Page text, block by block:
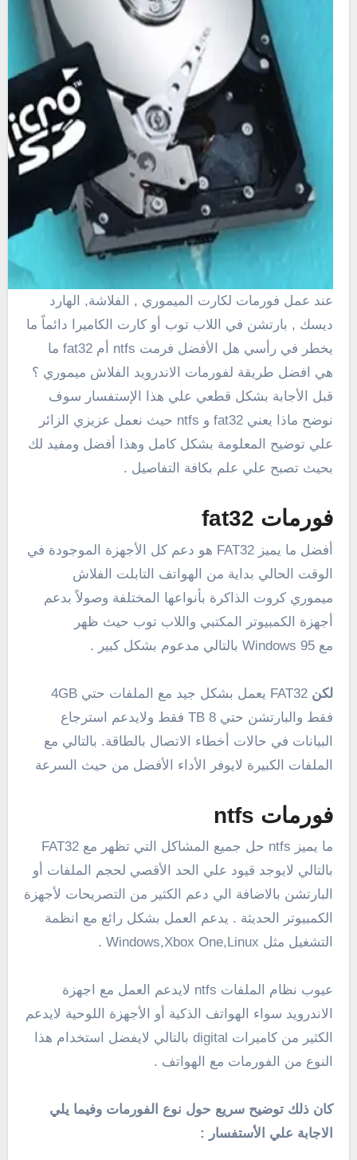
عند عمل فورمات لكارت الميموري , الفلاشة, الهارد
ديسك , بارتشن في اللاب توب أو كارت الكاميرا دائماً ما
يخطر في رأسي هل الأفضل فرمت ntfs أم fat32 ما
هي افضل طريقة لفورمات الاندرويد الفلاش ميموري ؟
قبل الأجابة بشكل قطعي علي هذا الإستفسار سوف
نوضح ماذا يعني fat32 و ntfs حيث نعمل عزيزي الزائر
علي توضيح المعلومة بشكل كامل وهذا أفضل ومفيد لك
بحيث تصبح علي علم بكافة التفاصيل .
فورمات fat32
أفضل ما يميز FAT32 هو دعم كل الأجهزة الموجودة في
الوقت الحالي بداية من الهواتف التابلت الفلاش
ميموري كروت الذاكرة بأنواعها المختلفة وصولاً بدعم
أجهزة الكمبيوتر المكتبي واللاب توب حيث ظهر
مع Windows 95 بالتالي مدعوم بشكل كبير .
لكن
FAT32 يعمل بشكل جيد مع الملفات حتي 4GB
فقط والبارتشن حتي 8 TB فقط ولايدعم استرجاع
البيانات في حالات أخطاء الاتصال بالطاقة. بالتالي مع
الملفات الكبيرة لايوفر الأداء الأفضل من حيث السرعة
فورمات ntfs
ما يميز ntfs حل جميع المشاكل التي تظهر مع FAT32
بالتالي لايوجد قيود علي الحد الأقصي لحجم الملفات أو
البارتشن بالاضافة الي دعم الكثير من التصريحات لأجهزة
الكمبيوتر الحديثة . يدعم العمل بشكل رائع مع انظمة
التشغيل مثل Windows,Xbox One,Linux .
عيوب نظام الملفات ntfs لايدعم العمل مع اجهزة
الاندرويد سواء الهواتف الذكية أو الأجهزة اللوحية لايدعم
الكثير من كاميرات
digital بالتالي لايفضل استخدام هذا
النوع من الفورمات مع الهواتف .
كان ذلك توضيح سريع حول نوع الفورمات وفيما يلي
الاجابة علي الأستفسار :